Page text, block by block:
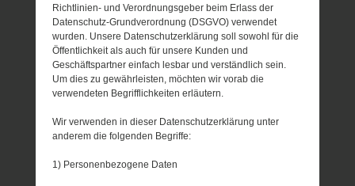
Richtlinien- und Verordnungsgeber beim Erlass der
Datenschutz-Grundverordnung (DSGVO) verwendet
wurden. Unsere Datenschutzerklärung soll sowohl für die
Öffentlichkeit als auch für unsere Kunden und
Geschäftspartner einfach lesbar und verständlich sein.
Um dies zu gewährleisten, möchten wir vorab die
verwendeten Begrifflichkeiten erläutern.
Wir verwenden in dieser Datenschutzerklärung unter
anderem die folgenden Begriffe:
1) Personenbezogene Daten